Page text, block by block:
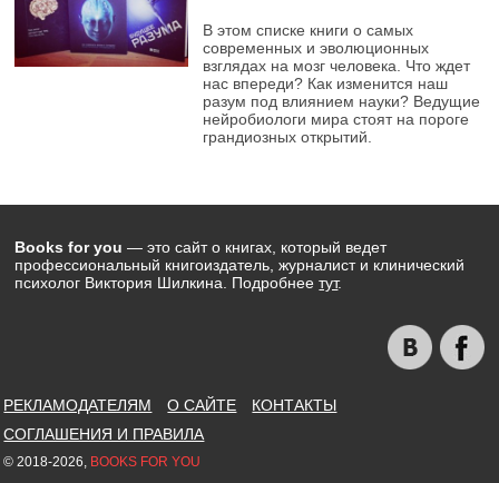
В этом списке книги о самых
современных и эволюционных
взглядах на мозг человека. Что ждет
нас впереди? Как изменится наш
разум под влиянием науки? Ведущие
нейробиологи мира стоят на пороге
грандиозных открытий.
Books for you — это сайт о книгах, который ведет
профессиональный книгоиздатель, журналист и клинический
психолог Виктория Шилкина. Подробнеетут.
РЕКЛАМОДАТЕЛЯМ О САЙТЕ
КОНТАКТЫ
СОГЛАШЕНИЯ И ПРАВИЛА
© 2018-2026, BOOKS FOR YOU